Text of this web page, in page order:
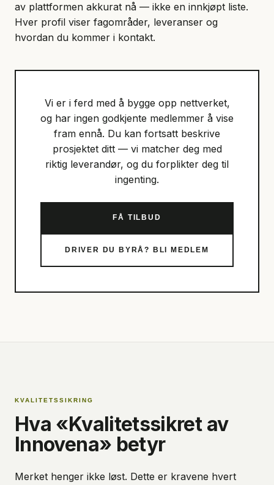
av plattformen akkurat nå — ikke en innkjøpt liste.
Hver profil viser fagområder, leveranser og
hvordan du kommer i kontakt.
Vi er i ferd med å bygge opp nettverket,
og har ingen godkjente medlemmer å vise
fram ennå. Du kan fortsatt beskrive
prosjektet ditt — vi matcher deg med
riktig leverandør, og du forplikter deg til
ingenting.
FÅ TILBUD
DRIVER DU BYRÅ? BLI MEDLEM
KVALITETSSIKRING
Hva «Kvalitetssikret av
Innovena» betyr
Merket henger ikke løst. Dette er kravene hvert